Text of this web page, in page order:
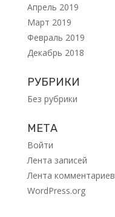
Апрель 2019
Март 2019
Февраль 2019
Декабрь 2018
РУБРИКИ
Без рубрики
МЕТА
Войти
Лента записей
Лента комментариев
WordPress.org